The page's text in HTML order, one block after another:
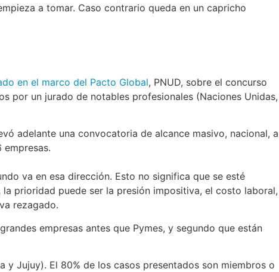
a tomar. Caso contrario queda en un capricho
en el marco del Pacto Global, PNUD, sobre el concurso
por un jurado de notables profesionales (Naciones Unidas,
adelante una convocatoria de alcance masivo, nacional, a
va en esa dirección. Esto no significa que se esté
prioridad puede ser la presión impositiva, el costo laboral,
rezagado.
empresas antes que Pymes, y segundo que están
y Jujuy). El 80% de los casos presentados son miembros o